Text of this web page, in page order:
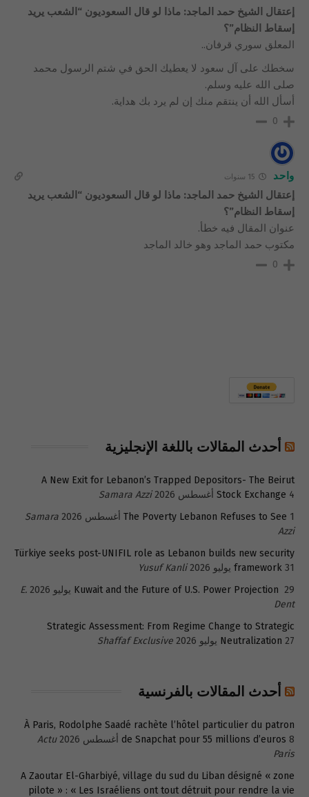
إعتقال الشيخ حمد الماجد: ماذا لو قال السعوديون “الشعب يريد
إسقاط النظام”؟
المعلق سوري قرفان..
سخطك على آل سعود لا يعطيك الحق في شتم الرسول محمد
صلى الله عليه وسلم.
أسأل الله أن ينتقم منك إن لم يرد بك هداية.
0
واحد 15 سنوات
إعتقال الشيخ حمد الماجد: ماذا لو قال السعوديون “الشعب يريد
إسقاط النظام”؟
عنوان المقال فيه خطأ.
مكتوب حمد الماجد وهو خالد الماجد
0
أحدث المقالات باللغة الإنجليزية
A New Exit for Lebanon’s Trapped Depositors- The Beirut
Stock Exchange 4 أغسطس 2026
Samara Azzi
The Poverty Lebanon Refuses to See 1 أغسطس 2026
Samara
Azzi
Türkiye seeks post-UNIFIL role as Lebanon builds new security
framework 31 يوليو 2026
Yusuf Kanli
Kuwait and the Future of U.S. Power Projection 29 يوليو 2026
E.
Dent
Strategic Assessment: From Regime Change to Strategic
Neutralization 27 يوليو 2026 Shaffaf Exclusive
أحدث المقالات بالفرنسية
À Paris, Rodolphe Saadé rachète l’hôtel particulier du patron
de Snapchat pour 55 millions d’euros 8 أغسطس 2026
Actu
Paris
A Zaoutar El-Gharbiyé, village du sud du Liban désigné « zone
pilote » : « Les Israéliens ont tout détruit pour rendre la vie